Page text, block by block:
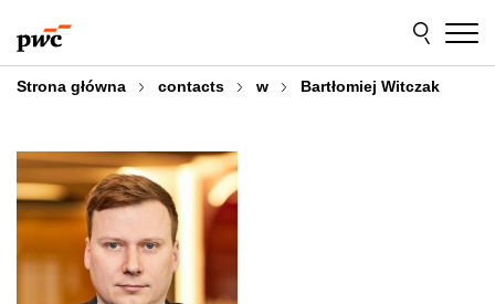
do
treści
do
stopki
Strona główna contacts w Bartłomiej Witczak